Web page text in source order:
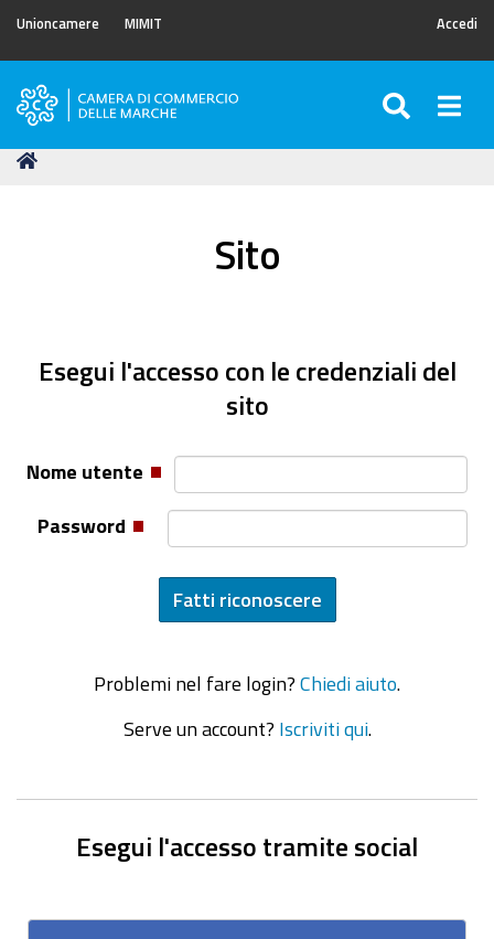
Unioncamere MIMIT Accedi
Camera
Commercio
Tu
Sito
Esegui l'accesso con le credenziali del
sito
Nome utente
Password
Problemi nel fare login? Chiedi aiuto
Serve un account? Iscriviti qui.
Esegui l'accesso tramite social